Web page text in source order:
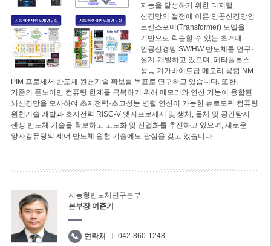
지능을 달성하기 위한 디지털
신경망의 절정에 이른 인공신경망인
트랜스포머(Transformer) 모델을
기반으로 학습할 수 있는 초거대
인공신경망 SW/HW 반도체를 연구·
설계·개발하고 있으며, 페타플롭스
성능 기가바이트급 메모리 융합 NM-
PIM 프로세서 반도체 원천기술 확보를 목표로 연구하고 있습니다. 또한,
기존의 폰노이만 컴퓨팅 한계를 극복하기 위해 메모리와 연산 기능이 융합된
뇌신경망을 모사하여 초저전력·초고성능 병렬 연산이 가능한 뉴로모픽 컴퓨팅
원천기술 개발과 초저전력 RISC-V 엣지프로세서 및 생체, 물체 및 공간탐지
센싱 반도체 기술을 확보하고 고도화 및 산업화를 추진하고 있으며, 새로운
양자컴퓨팅의 제어 반도체 원천 기술에도 관심을 갖고 있습니다.
지능형반도체연구본부
본부장 여준기
연락처 042-860-1248